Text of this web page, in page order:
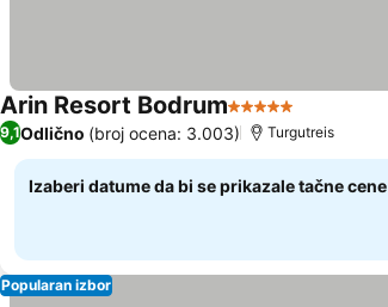
Arin Resort Bodrum5 Zvezdice
9,1Odlično (broj ocena: 3.003) Turgutreis
Izaberi datume da bi se prikazale tačne cene
Popularan izbor